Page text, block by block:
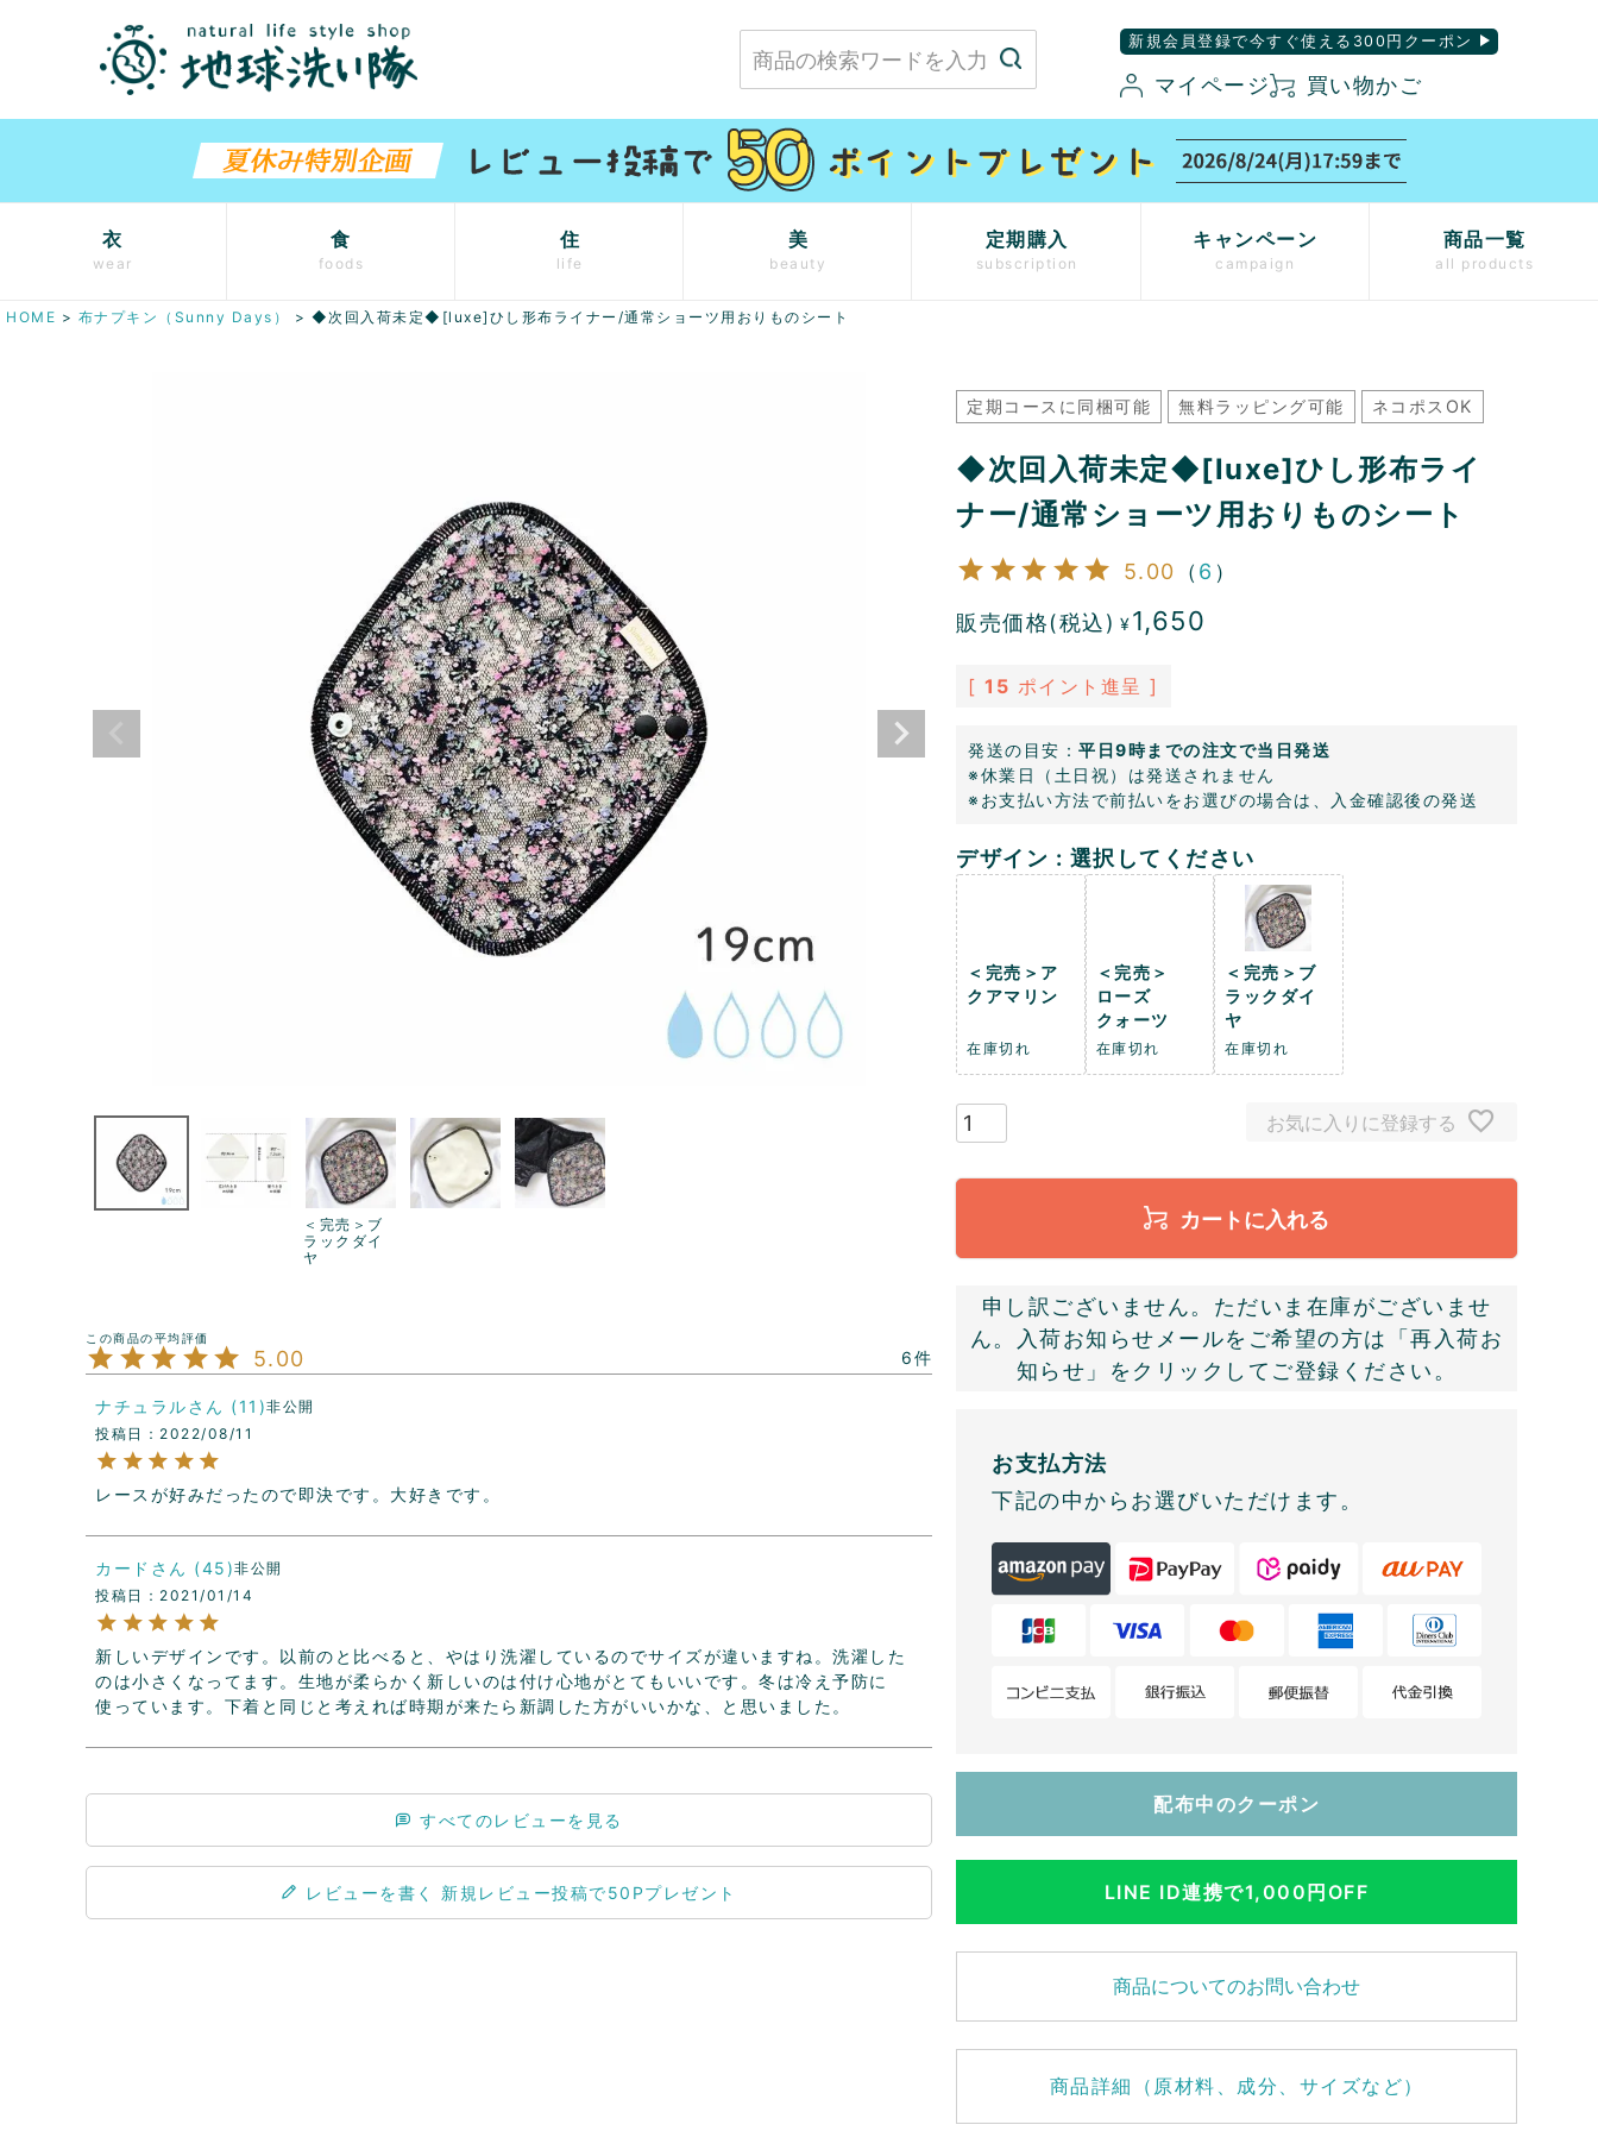
新規会員登録で今すぐ使える300円クーポン
マイページ 買い物かご
衣
wear
食
foods
住
life
美
beauty
定期購入
subscription
キャンペーン
campaign
商品一覧
all products
HOME 布ナプキン（Sunny Days） ◆次回入荷未定◆[luxe]ひし形布ライナー/通常ショーツ用おりものシート
＜完売＞ブ
ラックダイ
ヤ
5.00 6
ナチュラル 11
非公開
投稿日
2022/08/11
レースが好みだったので即決です。大好きです。
カード 45 非公開
投稿日
2021/01/14
新しいデザインです。以前のと比べると、やはり洗濯しているのでサイズが違いますね。洗濯した
のは小さくなってます。生地が柔らかく新しいのは付け心地がとてもいいです。冬は冷え予防に
使っています。下着と同じと考えれば時期が来たら新調した方がいいかな、と思いました。
すべてのレビューを見る
レビューを書く
定期コースに同梱可能 無料ラッピング可能 ネコポスOK
◆次回入荷未定◆[luxe]ひし形布ライ
ナー/通常ショーツ用おりものシート
5.00 （ 6 ）
販売価格(税込) ¥1,650
[ 15 ポイント進呈 ]
発送の目安： 平日9時までの注文で当日発送
※休業日（土日祝）は発送されません
※お支払い方法で前払いをお選びの場合は、入金確認後の発送
デザイン 選択してください
＜完売＞ア
クアマリン
在庫切れ
＜完売＞
ローズ
クォーツ
在庫切れ
＜完売＞ブ
ラックダイ
ヤ
在庫切れ
お気に入りに登録する
カートに入れる
申し訳ございません。ただいま在庫がございませ
ん。入荷お知らせメールをご希望の方は「再入荷お
知らせ」をクリックしてご登録ください。
お支払方法
下記の中からお選びいただけます。
配布中のクーポン
LINE ID連携で1,000円OFF
商品についてのお問い合わせ
商品詳細（原材料、成分、サイズなど）